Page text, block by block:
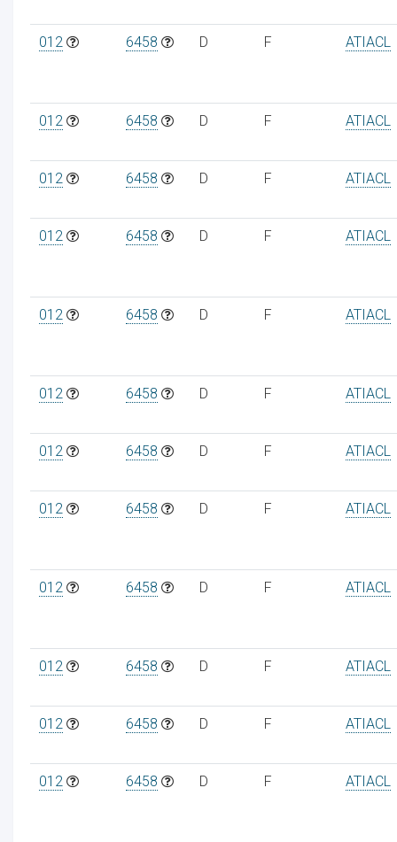
012 6458 D F ATIACL
012 6458 D F ATIACL
012 6458 D F ATIACL
012 6458 D F ATIACL
012 6458 D F ATIACL
012 6458 D F ATIACL
012 6458 D F ATIACL
012 6458 D F ATIACL
012 6458 D F ATIACL
012 6458 D F ATIACL
012 6458 D F ATIACL
012 6458 D F ATIACL